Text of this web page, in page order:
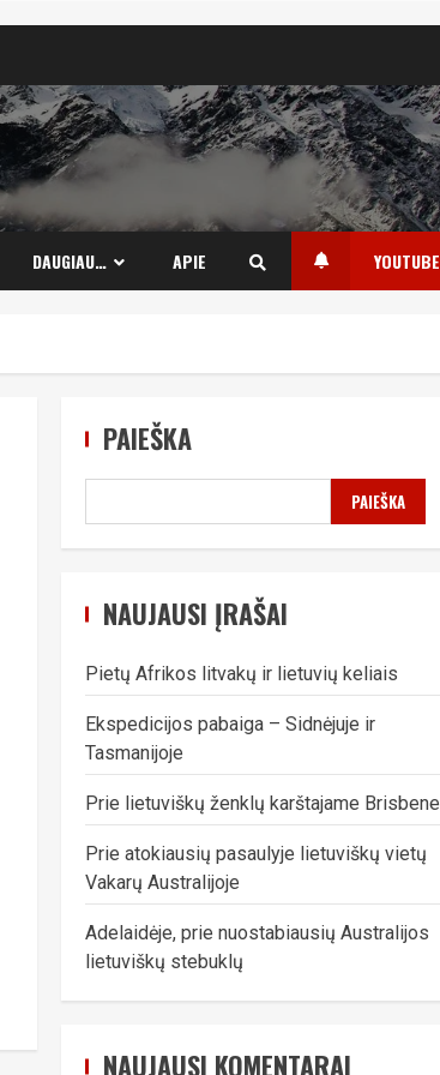
DAUGIAU… APIE YOUTUBE
PAIEŠKA
PAIEŠKA
NAUJAUSI ĮRAŠAI
Pietų Afrikos litvakų ir lietuvių keliais
Ekspedicijos pabaiga – Sidnėjuje ir
Tasmanijoje
Prie lietuviškų ženklų karštajame Brisbene
Prie atokiausių pasaulyje lietuviškų vietų
Vakarų Australijoje
Adelaidėje, prie nuostabiausių Australijos
lietuviškų stebuklų
NAUJAUSI KOMENTARAI